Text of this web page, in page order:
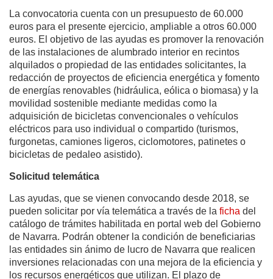
La convocatoria cuenta con un presupuesto de 60.000
euros para el presente ejercicio, ampliable a otros 60.000
euros. El objetivo de las ayudas es promover la renovación
de las instalaciones de alumbrado interior en recintos
alquilados o propiedad de las entidades solicitantes, la
redacción de proyectos de eficiencia energética y fomento
de energías renovables (hidráulica, eólica o biomasa) y la
movilidad sostenible mediante medidas como la
adquisición de bicicletas convencionales o vehículos
eléctricos para uso individual o compartido (turismos,
furgonetas, camiones ligeros, ciclomotores, patinetes o
bicicletas de pedaleo asistido).
Solicitud telemática
Las ayudas, que se vienen convocando desde 2018, se
pueden solicitar por vía telemática a través de la ficha del
catálogo de trámites habilitada en portal web del Gobierno
de Navarra. Podrán obtener la condición de beneficiarias
las entidades sin ánimo de lucro de Navarra que realicen
inversiones relacionadas con una mejora de la eficiencia y
los recursos energéticos que utilizan. El plazo de